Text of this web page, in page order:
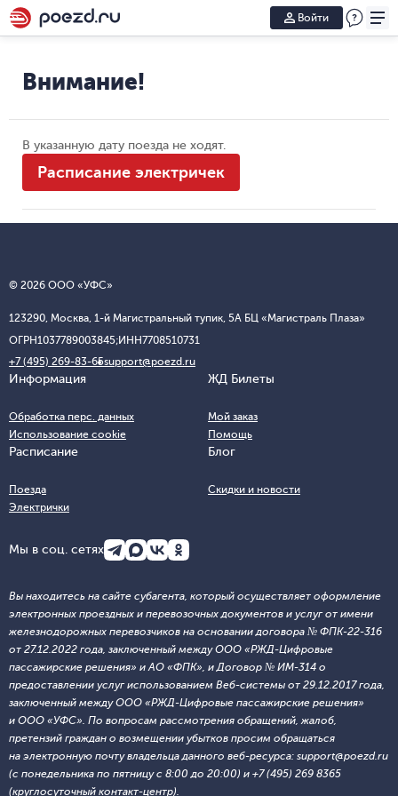
Войти
Внимание!
В указанную дату поезда не ходят.
Расписание электричек
© 2026 ООО «УФС»
123290, Москва, 1-й Магистральный тупик, 5А БЦ «Магистраль Плаза»
ОГРН1037789003845;ИНН7708510731
+7 (495) 269-83-65support@poezd.ru
Информация
Обработка перс. данных
Использование cookie
ЖД Билеты
Мой заказ
Помощь
Расписание
Поезда
Электрички
Блог
Скидки и новости
Мы в соц. сетях
Вы находитесь на сайте субагента, который осуществляет оформление
электронных проездных и перевозочных документов и услуг от имени
железнодорожных перевозчиков на основании договора № ФПК-22-316
от 27.12.2022 года, заключенный между ООО «РЖД-Цифровые
пассажирские решения» и АО «ФПК», и Договор № ИМ-314 о
предоставлении услуг использованием Веб-системы от 29.12.2017 года,
заключенный между ООО «РЖД-Цифровые пассажирские решения»
и ООО «УФС». По вопросам рассмотрения обращений, жалоб,
претензий граждан о возмещении убытков просим обращаться
на электронную почту владельца данного веб-ресурса: support@poezd.ru
(с понедельника по пятницу с 8:00 до 20:00) и +7 (495) 269 8365
(круглосуточный контакт-центр).